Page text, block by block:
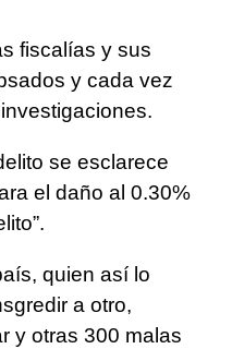
fiscalías y sus
y cada vez
se esclarece
el daño al 0.30%
quien así lo
a otro,
y otras 300 malas